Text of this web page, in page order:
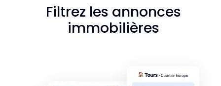
Filtrez les annonces
immobilières